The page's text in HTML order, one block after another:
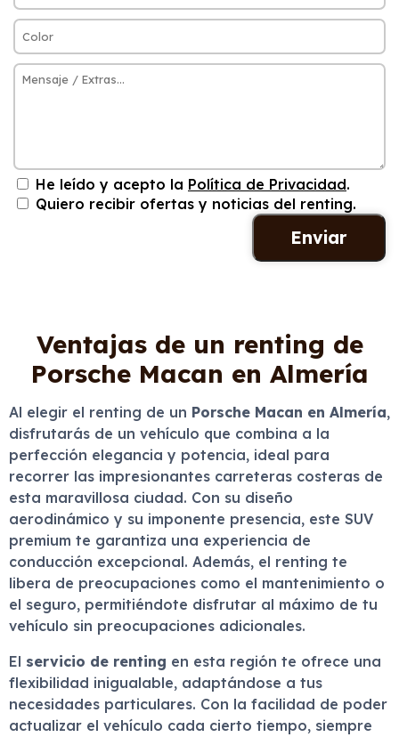
He leído y acepto la Política de Privacidad.
Quiero recibir ofertas y noticias del renting.
Ventajas de un renting de
Porsche Macan en Almería
Al elegir el renting de un Porsche Macan en Almería,
disfrutarás de un vehículo que combina a la
perfección elegancia y potencia, ideal para
recorrer las impresionantes carreteras costeras de
esta maravillosa ciudad. Con su diseño
aerodinámico y su imponente presencia, este SUV
premium te garantiza una experiencia de
conducción excepcional. Además, el renting te
libera de preocupaciones como el mantenimiento o
el seguro, permitiéndote disfrutar al máximo de tu
vehículo sin preocupaciones adicionales.
El servicio de renting en esta región te ofrece una
flexibilidad inigualable, adaptándose a tus
necesidades particulares. Con la facilidad de poder
actualizar el vehículo cada cierto tiempo, siempre